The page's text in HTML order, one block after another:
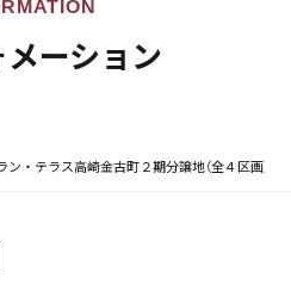
ーション
ン・テラス高崎金古町２期分譲地（全４区画）「